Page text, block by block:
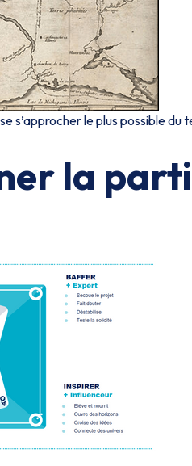
s’approcher le plus possible du
la